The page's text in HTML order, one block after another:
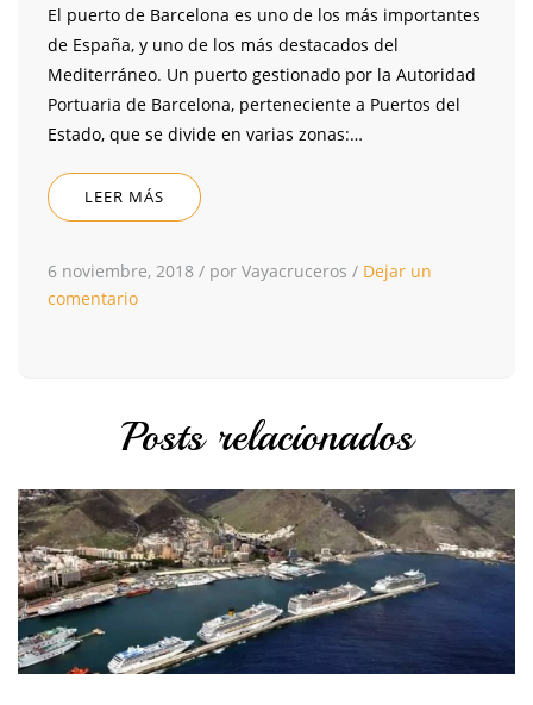
El puerto de Barcelona es uno de los más importantes
de España, y uno de los más destacados del
Mediterráneo. Un puerto gestionado por la Autoridad
Portuaria de Barcelona, perteneciente a Puertos del
Estado, que se divide en varias zonas:…
LEER MÁS
6 noviembre, 2018 / por Vayacruceros / Dejar un
comentario
Posts relacionados